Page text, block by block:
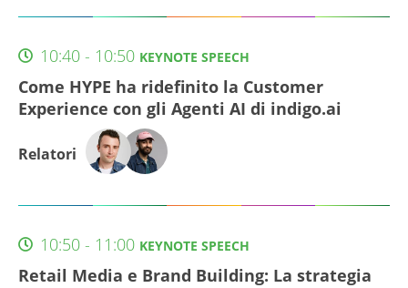
10:40 - 10:50 KEYNOTE SPEECH
Come HYPE ha ridefinito la Customer
Experience con gli Agenti AI di indigo.ai
Relatori
10:50 - 11:00 KEYNOTE SPEECH
Retail Media e Brand Building: La strategia